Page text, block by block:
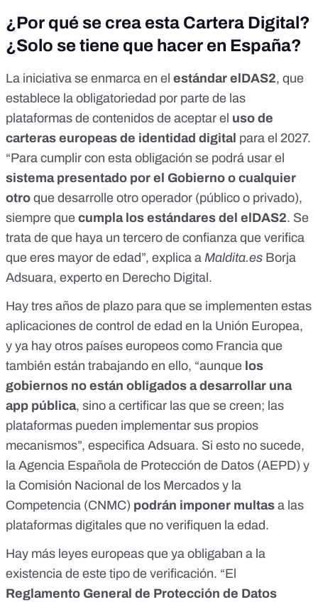
¿Por qué se crea esta Cartera Digital?
¿Solo se tiene que hacer en España?
La iniciativa se enmarca en el estándar elDAS2, que
establece la obligatoriedad por parte de las
plataformas de contenidos de aceptar el uso de
carteras europeas de identidad digital para el 2027.
“Para cumplir con esta obligación se podrá usar el
sistema presentado por el Gobierno o cualquier
otro que desarrolle otro operador (público o privado),
siempre que cumpla los estándares del elDAS2. Se
trata de que haya un tercero de confianza que verifica
que eres mayor de edad”, explica a Maldita.es Borja
Adsuara, experto en Derecho Digital.
Hay tres años de plazo para que se implementen estas
aplicaciones de control de edad en la Unión Europea,
y ya hay otros países europeos como Francia que
también están trabajando en ello, “aunque los
gobiernos no están obligados a desarrollar una
app pública, sino a certificar las que se creen; las
plataformas pueden implementar sus propios
mecanismos”, especifica Adsuara. Si esto no sucede,
la Agencia Española de Protección de Datos (AEPD) y
la Comisión Nacional de los Mercados y la
Competencia (CNMC) podrán imponer multas a las
plataformas digitales que no verifiquen la edad.
Hay más leyes europeas que ya obligaban a la
existencia de este tipo de verificación. “El
Reglamento General de Protección de Datos